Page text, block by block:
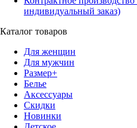
индивидуальный заказ)
Каталог товаров
Для женщин
Для мужчин
Размер+
Белье
Аксессуары
Скидки
Новинки